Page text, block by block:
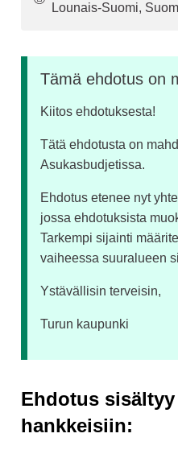
Lounais-Suomi,
Tämä ehdotus on
Kiitos ehdotuksesta!
Tätä ehdotusta on
Asukasbudjetissa.
Ehdotus etenee nyt
jossa ehdotuksista
Tarkempi sijainti
vaiheessa suuralueen
Ystävällisin terveisin,
Turun kaupunki
Ehdotus
hankkeisiin: